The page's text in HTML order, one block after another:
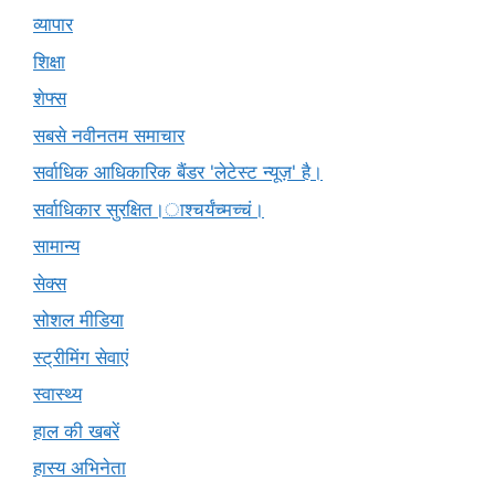
व्यापार
शिक्षा
शेफ्स
सबसे नवीनतम समाचार
सर्वाधिक आधिकारिक बैंडर 'लेटेस्ट न्यूज़' है।
सर्वाधिकार सुरक्षित।ाश्चर्यंच्मच्चं।
सामान्य
सेक्स
सोशल मीडिया
स्ट्रीमिंग सेवाएं
स्वास्थ्य
हाल की खबरें
हास्य अभिनेता